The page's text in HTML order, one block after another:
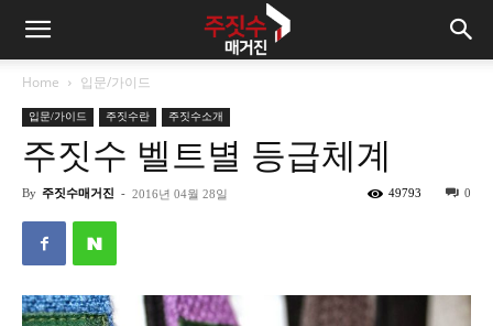
Home 입문/가이드
입문/가이드 주짓수란 주짓수소개
주짓수 벨트별 등급체계
By 주짓수매거진 - 2016년 04월 28일 0
49793